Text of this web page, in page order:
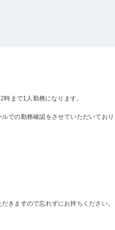
まで1人勤務になります。
での勤務確認をさせていただいてお
きますので忘れずにお持ちください。